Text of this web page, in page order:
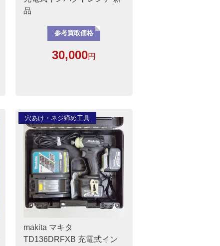
品
参考買取価格
30,000円
穴あけ・ネジ締め工具
makita マキタ
TD136DRFXB 充電式イン